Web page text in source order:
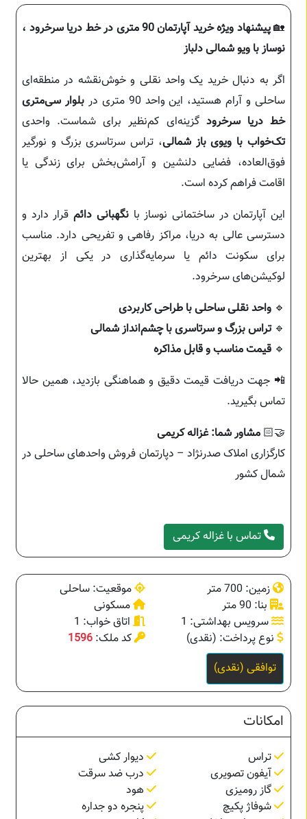
🏡
پیشنهاد ویژه خرید آپارتمان 90 متری در خط دریا سرخرود ،
نوساز با ویو شمالی دلباز
اگر به دنبال خرید یک واحد نقلی و خوش‌نقشه در منطقه‌ای
ساحلی و آرام هستید، این واحد 90 متری در
بلوار سی‌متری
خط دریا سرخرود گزینه‌ای کم‌نظیر برای شماست. واحدی
تک‌خواب با ویوی باز شمالی، تراس سرتاسری بزرگ و نورگیر
فوق‌العاده، فضایی دلنشین و آرامش‌بخش برای زندگی یا
اقامت فراهم کرده است.
این آپارتمان در ساختمانی نوساز بانگهبانی دائمقرار دارد و
دسترسی عالی به دریا، مراکز رفاهی و تفریحی دارد. مناسب
برای سکونت دائم یا سرمایه‌گذاری در یکی از بهترین
لوکیشن‌های سرخرود.
🔹 واحد نقلی ساحلی با طراحی کاربردی
🔹تراس بزرگ و سرتاسری با چشم‌انداز شمالی
🔹 قیمت مناسب و قابل مذاکره
📲 جهت دریافت قیمت دقیق و هماهنگی بازدید، همین حالا
تماس بگیرید.
🤝🏻 مشاور شما: غزاله کریمی
کارگزاری املاک صدرنژاد – دپارتمان فروش واحدهای ساحلی در
شمال کشور
تماس با غزاله کریمی
زمین: 700 متر
موقعیت: ساحلی
بنا: 90 متر
مسکونی
سرویس بهداشتی: 1
اتاق خواب: 1
نوع پرداخت: (نقدی)
کد ملک: 1596
توافقی (نقدی)
امکانات
تراس
دیوار کشی
آیفون تصویری
درب ضد سرقت
گاز رومیزی
هود
شوفاژ پکیچ
پنجره دو جداره